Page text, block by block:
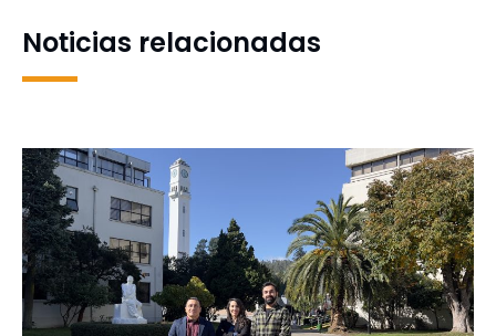
Noticias relacionadas